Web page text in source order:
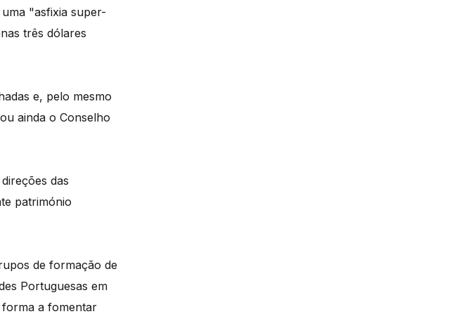
"asfixia super-
três dólares
e, pelo mesmo
ainda o Conselho
das
património
de formação de
Portuguesas em
a fomentar